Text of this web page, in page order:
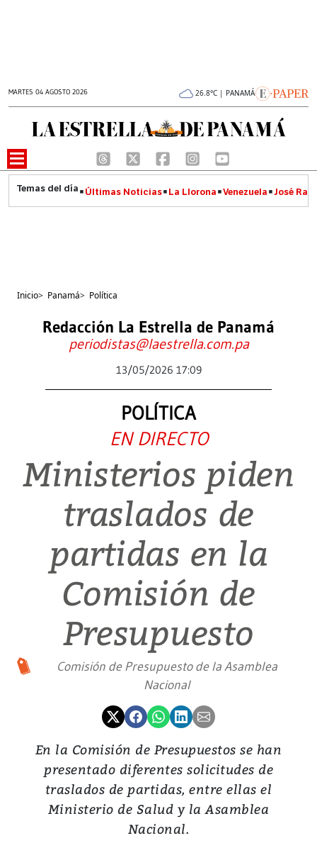
MARTES 04 AGOSTO 2026 26.8°C | PANAMÁ
Últimas Noticias La Llorona Venezuela José
Inicio> Panamá> Política
Redacción La Estrella de Panamá
periodistas@laestrella.com.pa
13/05/2026 17:09
POLÍTICA
EN DIRECTO
Ministerios piden
traslados de
partidas en la
Comisión de
Presupuesto
Comisión de Presupuesto de la Asamblea
Nacional
En la Comisión de Presupuestos se han
presentado diferentes solicitudes de
traslados de partidas, entre ellas el
Ministerio de Salud y la Asamblea
Nacional.